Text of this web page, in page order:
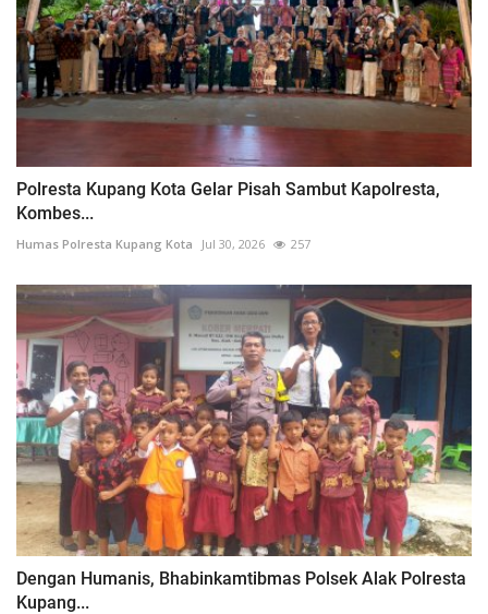
Polresta Kupang Kota Gelar Pisah Sambut Kapolresta,
Kombes...
Humas Polresta Kupang Kota Jul 30, 2026 257
Dengan Humanis, Bhabinkamtibmas Polsek Alak Polresta
Kupang...